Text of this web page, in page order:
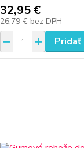
32,95 €
26,79 € bez DPH
Pridať